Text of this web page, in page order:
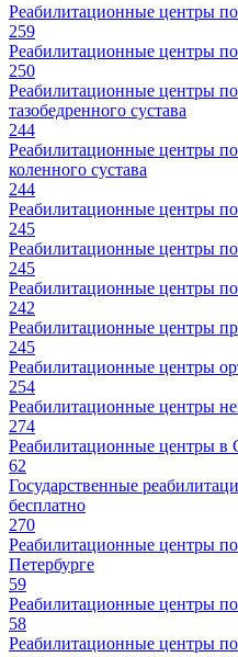
Реабилитационные центры
259
Реабилитационные центры
250
Реабилитационные центры
тазобедренного сустава
244
Реабилитационные центры
коленного сустава
244
Реабилитационные центры
245
Реабилитационные центры
245
Реабилитационные центры
242
Реабилитационные центры
245
Реабилитационные центры
254
Реабилитационные центры
274
Реабилитационные центры в
62
Государственные
бесплатно
270
Реабилитационные центры
Петербурге
59
Реабилитационные центры
58
Реабилитационные центры